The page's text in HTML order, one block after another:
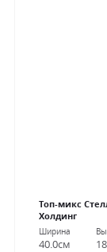
Топ-микс
Холдинг
Ширина
40.0см